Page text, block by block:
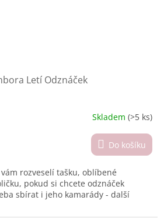
Letí Odznáček
Skladem(>5 ks)
Do košíku
rozveselí tašku, oblíbené
pokud si chcete odznáček
sbírat i jeho kamarády - další